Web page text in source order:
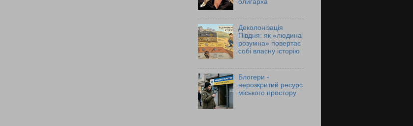
олигарха
Деколонізація
Півдня: як «людина
розумна» повертає
собі власну історію
Блогери -
нерозкритий ресурс
міського простору